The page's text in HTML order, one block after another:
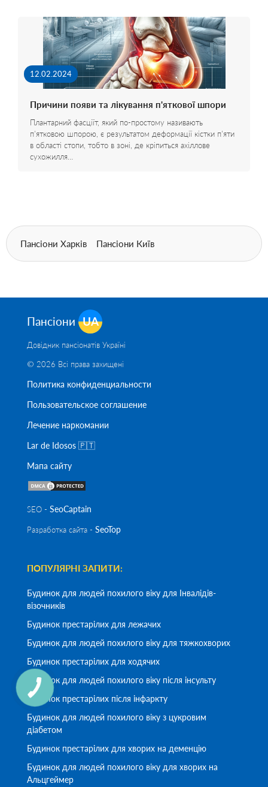
12.02.2024
Причини появи та лікування п'яткової шпори
Плантарний фасціїт, який по-простому називають
п'ятковою шпорою, є результатом деформації кістки п'яти
в області стопи, тобто в зоні, де кріпиться ахіллове
сухожилля…
Пансіони Харків Пансіони Київ
Пансіони UA
Довідник пансіонатів Україні
© 2026 Всі права захищені
Политика конфиденциальности
Пользовательское соглашение
Лечение наркомании
Lar de Idosos 🇵🇹
Мапа сайту
SEO - SeoСaptain
Разработка сайта - SeoTop
ПОПУЛЯРНІ ЗАПИТИ:
Будинок для людей похилого віку для Інвалідів-
візочників
Будинок престарілих для лежачих
Будинок для людей похилого віку для тяжкохворих
Будинок престарілих для ходячих
Будинок для людей похилого віку після інсульту
Будинок престарілих після інфаркту
Будинок для людей похилого віку з цукровим
діабетом
Будинок престарілих для хворих на деменцію
Будинок для людей похилого віку для хворих на
Альцгеймер